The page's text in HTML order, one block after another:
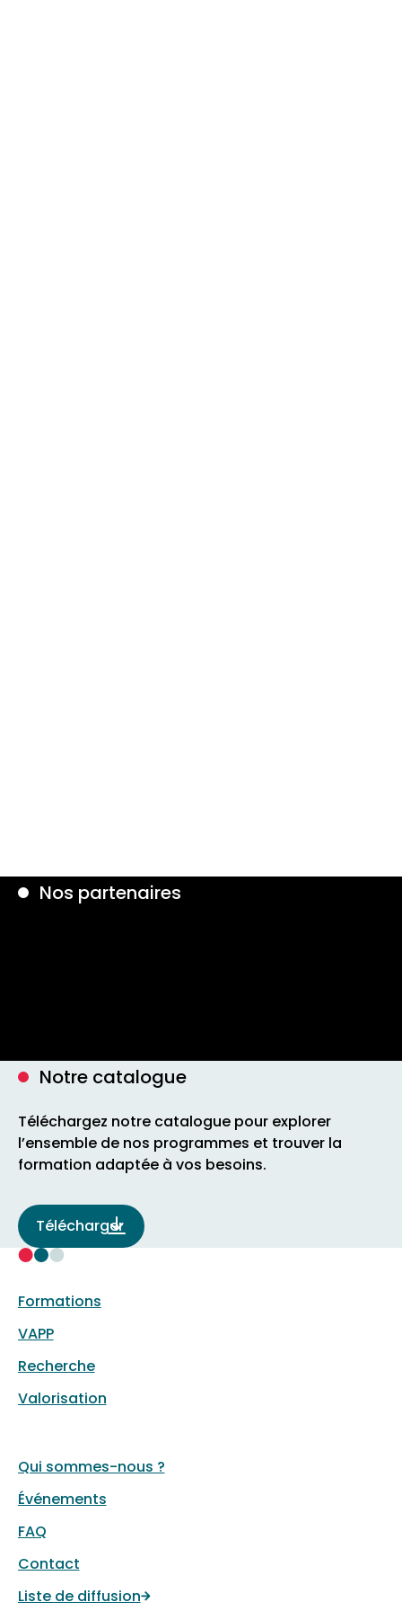
Nos partenaires
Notre catalogue
Téléchargez notre catalogue pour explorer
l’ensemble de nos programmes et trouver la
formation adaptée à vos besoins.
Télécharger
Formations
VAPP
Recherche
Valorisation
Qui sommes-nous ?
Événements
FAQ
Contact
Liste de diffusion